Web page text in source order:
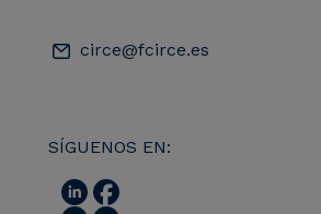
circe@fcirce.es
SÍGUENOS EN: